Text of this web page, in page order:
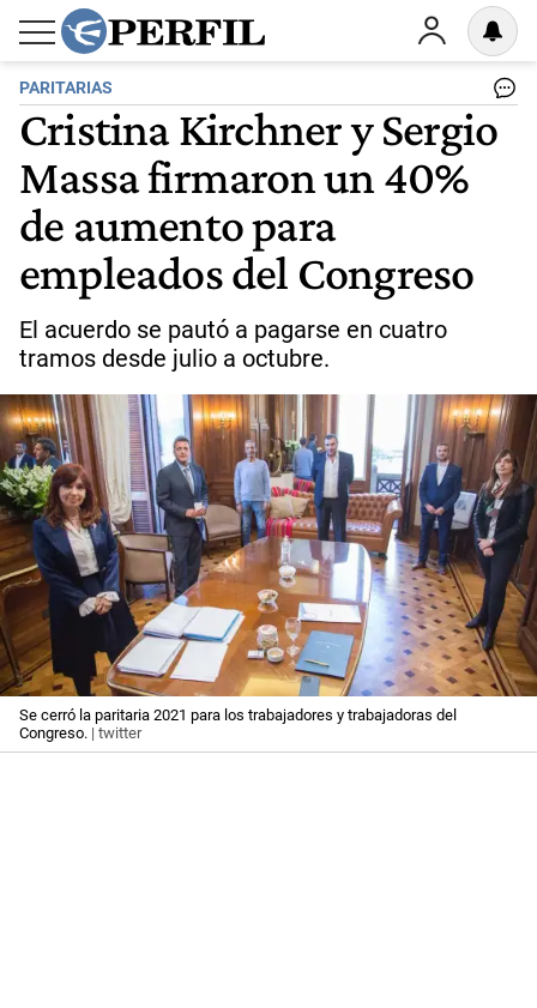
PARITARIAS
Cristina Kirchner y Sergio
Massa firmaron un 40%
de aumento para
empleados del Congreso
El acuerdo se pautó a pagarse en cuatro
tramos desde julio a octubre.
Se cerró la paritaria 2021 para los trabajadores y trabajadoras del
Congreso. | twitter